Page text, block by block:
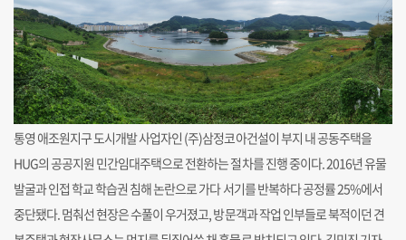
통영 애조원지구 도시개발 사업자인 (주)삼정코아건설이 부지 내 공동주택을
HUG의 공공지원 민간임대주택으로 전환하는 절차를 진행 중이다. 2016년 유물
발굴과 인접 학교 학습권 침해 논란으로 가다 서기를 반복하다 공정률 25%에서
중단됐다. 멈춰선 현장은 수풀이 우거졌고, 방문객과 작업 인부들로 북적이던 견